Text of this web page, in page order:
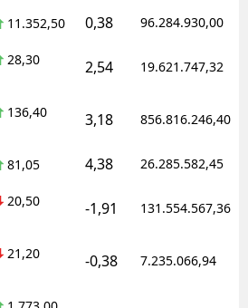
11.352,50 0,38 96.284.930,00
28,30 2,54 19.621.747,32
136,40 3,18 856.816.246,40
81,05 4,38 26.285.582,45
20,50 -1,91 131.554.567,36
21,20 -0,38 7.235.066,94